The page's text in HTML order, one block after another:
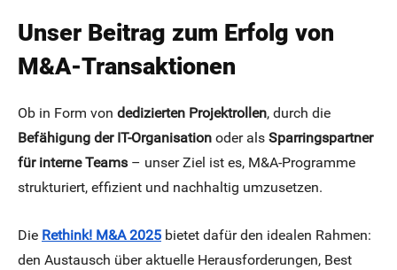
Unser Beitrag zum Erfolg von
M&A-Transaktionen
Ob in Form von dedizierten Projektrollen, durch die
Befähigung der IT-Organisation oder als Sparringspartner
für interne Teams – unser Ziel ist es, M&A-Programme
strukturiert, effizient und nachhaltig umzusetzen.
Die Rethink! M&A 2025 bietet dafür den idealen Rahmen:
den Austausch über aktuelle Herausforderungen, Best